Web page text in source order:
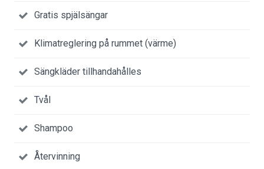
Gratis spjälsängar
Klimatreglering på rummet (värme)
Sängkläder tillhandahålles
Tvål
Shampoo
Återvinning